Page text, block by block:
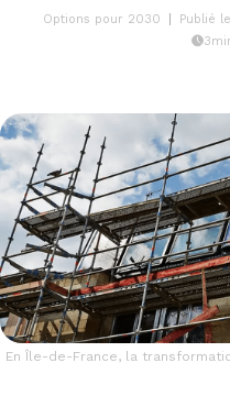
Options pour 2030 Publié
En Île-de-France, la